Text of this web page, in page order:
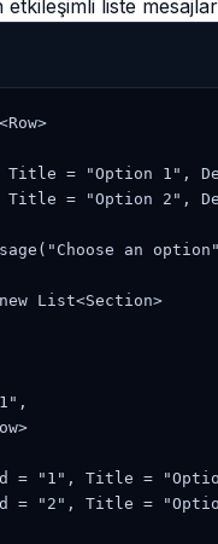
liste
= "Option 1",
= "Option 2",
an
List<Section>
= "1", Title =
= "2", Title =